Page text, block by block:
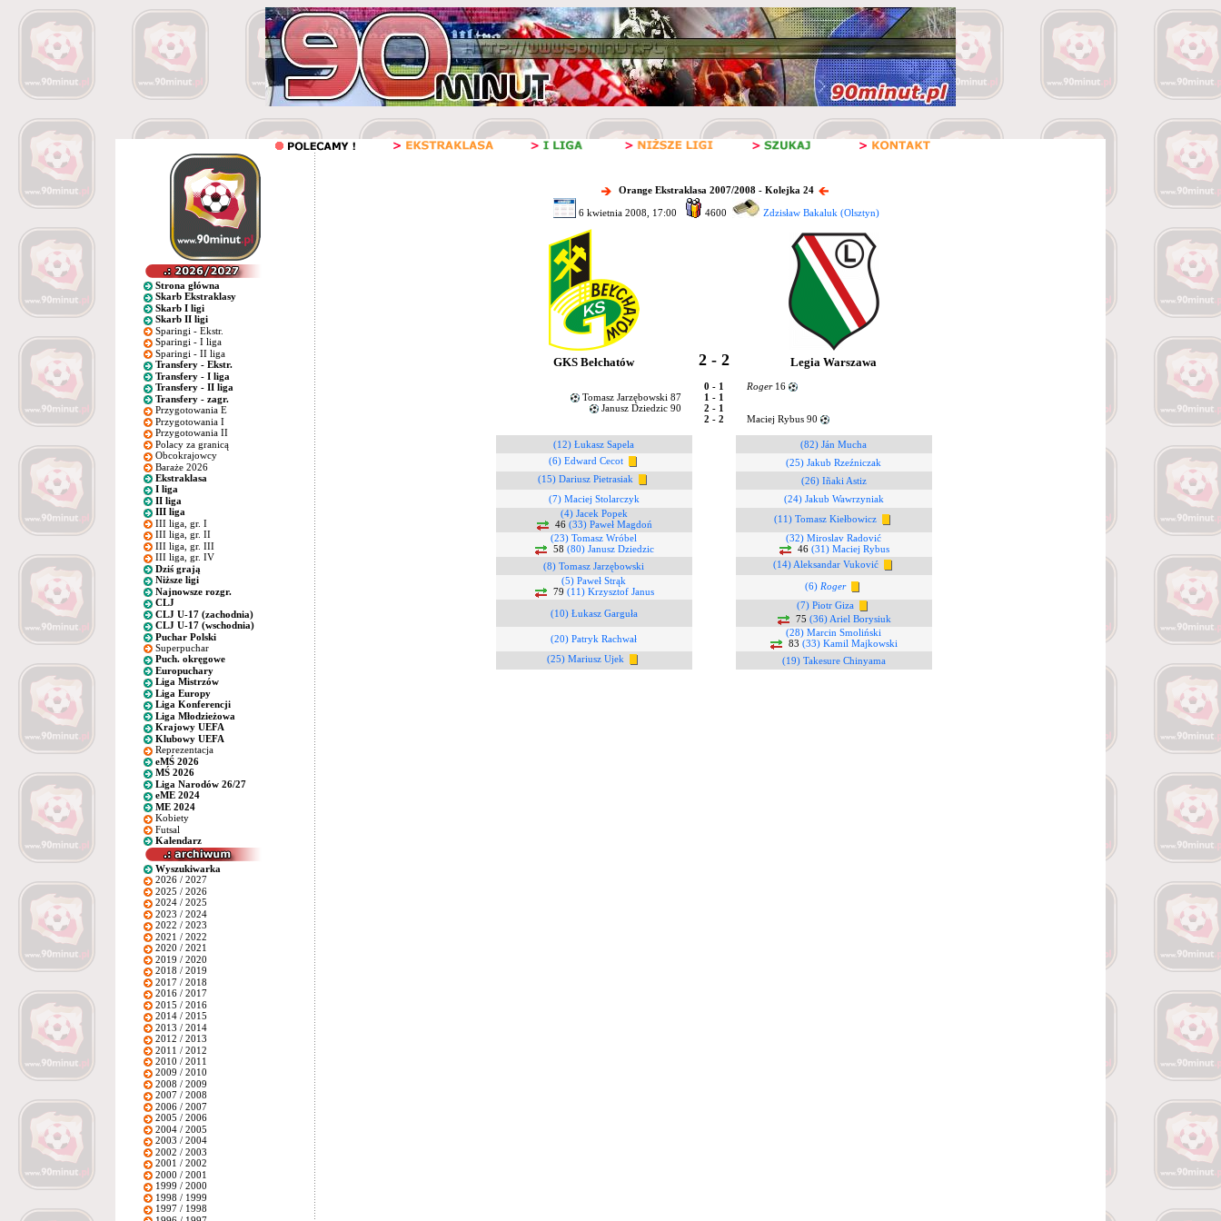
Strona główna
Skarb Ekstraklasy
Skarb I ligi
Skarb II ligi
Sparingi - Ekstr.
Sparingi - I liga
Sparingi - II liga
Transfery - Ekstr.
Transfery - I liga
Transfery - II liga
Transfery - zagr.
Przygotowania E
Przygotowania I
Przygotowania II
Polacy za granicą
Obcokrajowcy
Baraże 2026
Ekstraklasa
I liga
II liga
III liga
III liga, gr. I
III liga, gr. II
III liga, gr. III
III liga, gr. IV
Dziś grają
Niższe ligi
Najnowsze rozgr.
CLJ
CLJ U-17 (zachodnia)
CLJ U-17 (wschodnia)
Puchar Polski
Superpuchar
Puch. okręgowe
Europuchary
Liga Mistrzów
Liga Europy
Liga Konferencji
Liga Młodzieżowa
Krajowy UEFA
Klubowy UEFA
Reprezentacja
eMŚ 2026
MŚ 2026
Liga Narodów 26/27
eME 2024
ME 2024
Kobiety
Futsal
Kalendarz
Wyszukiwarka
2026 / 2027
2025 / 2026
2024 / 2025
2023 / 2024
2022 / 2023
2021 / 2022
2020 / 2021
2019 / 2020
2018 / 2019
2017 / 2018
2016 / 2017
2015 / 2016
2014 / 2015
2013 / 2014
2012 / 2013
2011 / 2012
2010 / 2011
2009 / 2010
2008 / 2009
2007 / 2008
2006 / 2007
2005 / 2006
2004 / 2005
2003 / 2004
2002 / 2003
2001 / 2002
2000 / 2001
1999 / 2000
1998 / 1999
1997 / 1998
Orange Ekstraklasa 2007/2008 - Kolejka 24
6 kwietnia 2008, 17:00 4600 Zdzisław Bakaluk (Olsztyn)
GKS Bełchatów 2 - 2 Legia Warszawa
0 - 1 Roger16
Tomasz Jarzębowski 87
1 - 1
Janusz Dziedzic 90
2 - 1
2 - 2
Maciej Rybus 90
(12) Łukasz Sapela
(82) Ján Mucha
(6) Edward Cecot
(25) Jakub Rzeźniczak
(15) Dariusz Pietrasiak
(26) Iñaki Astiz
(7) Maciej Stolarczyk
(24) Jakub Wawrzyniak
(4) Jacek Popek
46 (33) Paweł Magdoń
(11) Tomasz Kiełbowicz
(23) Tomasz Wróbel
58 (80) Janusz Dziedzic
(32) Miroslav Radović
46 (31) Maciej Rybus
(8) Tomasz Jarzębowski
(14) Aleksandar Vuković
(5) Paweł Strąk
79 (11) Krzysztof Janus (6) Roger
(10) Łukasz Garguła
(7) Piotr Giza
75 (36) Ariel Borysiuk
(20) Patryk Rachwał
(28) Marcin Smoliński
83 (33) Kamil Majkowski
(25) Mariusz Ujek
(19) Takesure Chinyama